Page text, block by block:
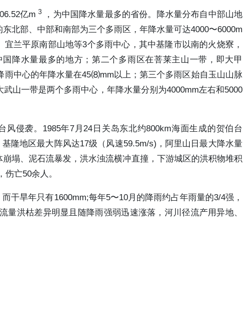
亿m3
，为中国降水量最多的省份。降水量分布自中部山地
北部、中部和南部为三个多雨区，年降水量可达4000〜6000m
兰平原南部山地等3个多雨中心，其中基隆市以南的火烧寮，
降水量最多的地方；第二个多雨区在菩莱主山一带，即大甲
中心的年降水量在45⑻mm以上；第三个多雨区始自玉山山脉
山一带是两个多雨中心，年降水量分别为4000mm左右和5000
侵袭。1985年7月24日关岛东北约800km海面生成的贺伯台
隆地区最大阵风达17级（风速59.5m/s)，阿里山日最大降水量
塌、泥石流暴发，洪水浊流横冲直撞，下游城区的洪积物堆积
亡50余人。
干旱年只有1600mm;每年5〜10月的降雨约占年雨量的3/4强，
洪枯差异明显且随降雨强弱迅速涨落，河川径流产用异地、